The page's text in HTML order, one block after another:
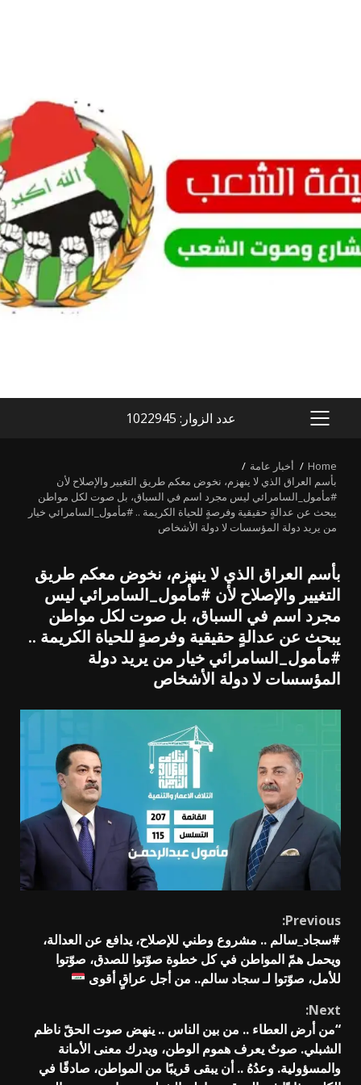
PRIMARY
عدد الزوار: 1022945
Home
أخبار عامة
بأسم العراق الذي لا ينهزم، نخوض معكم طريق التغيير والإصلاح لأن
#مأمول_السامرائي ليس مجرد اسم في السباق، بل صوت لكل مواطن
يبحث عن عدالةٍ حقيقية وفرصةٍ للحياة الكريمة .. #مأمول_السامرائي خيار
من يريد دولة المؤسسات لا دولة الأشخاص
بأسم العراق الذي لا ينهزم، نخوض معكم طريق
التغيير والإصلاح لأن #مأمول_السامرائي ليس
مجرد اسم في السباق، بل صوت لكل مواطن
يبحث عن عدالةٍ حقيقية وفرصةٍ للحياة الكريمة ..
#مأمول_السامرائي خيار من يريد دولة
المؤسسات لا دولة الأشخاص
Continue
Reading
Previous:
#سجاد_سالم .. مشروع وطني للإصلاح، يدافع عن العدالة،
ويحمل همّ المواطن في كل خطوة صوّتوا للصدق، صوّتوا
للأمل، صوّتوا لـ سجاد سالم.. من أجل عراقٍ أقوى
Next:
“من أرض العطاء .. من بين الناس .. ينهض صوت الحقّ ناظم
الشبلي. صوتٌ يعرف هموم الوطن، ويدرك معنى الأمانة
والمسؤولية. وعدُهُ .. أن يبقى قريبًا من المواطن، صادقًا في